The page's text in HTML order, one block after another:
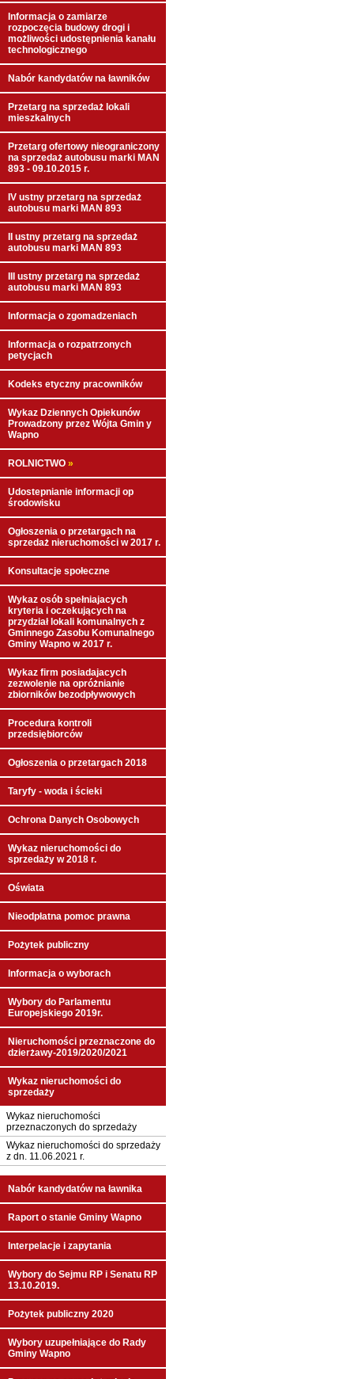
Informacja o zamiarze
rozpoczęcia budowy drogi i
możliwości udostępnienia kanału
technologicznego
Nabór kandydatów na ławników
Przetarg na sprzedaż lokali
mieszkalnych
Przetarg ofertowy nieograniczony
na sprzedaż autobusu marki MAN
893 - 09.10.2015 r.
IV ustny przetarg na sprzedaż
autobusu marki MAN 893
II ustny przetarg na sprzedaż
autobusu marki MAN 893
III ustny przetarg na sprzedaż
autobusu marki MAN 893
Informacja o zgomadzeniach
Informacja o rozpatrzonych
petycjach
Kodeks etyczny pracowników
Wykaz Dziennych Opiekunów
Prowadzony przez Wójta Gmin y
Wapno
ROLNICTWO »
Udostepnianie informacji op
środowisku
Ogłoszenia o przetargach na
sprzedaż nieruchomości w 2017 r.
Konsultacje społeczne
Wykaz osób spełniajacych
kryteria i oczekujących na
przydział lokali komunalnych z
Gminnego Zasobu Komunalnego
Gminy Wapno w 2017 r.
Wykaz firm posiadajacych
zezwolenie na opróżnianie
zbiorników bezodpływowych
Procedura kontroli
przedsiębiorców
Ogłoszenia o przetargach 2018
Taryfy - woda i ścieki
Ochrona Danych Osobowych
Wykaz nieruchomości do
sprzedaży w 2018 r.
Oświata
Nieodpłatna pomoc prawna
Pożytek publiczny
Informacja o wyborach
Wybory do Parlamentu
Europejskiego 2019r.
Nieruchomości przeznaczone do
dzierżawy-2019/2020/2021
Wykaz nieruchomości do
sprzedaży
Wykaz nieruchomości
przeznaczonych do sprzedaży
Wykaz nieruchomości do sprzedaży
z dn. 11.06.2021 r.
Nabór kandydatów na ławnika
Raport o stanie Gminy Wapno
Interpelacje i zapytania
Wybory do Sejmu RP i Senatu RP
13.10.2019.
Pożytek publiczny 2020
Wybory uzupełniające do Rady
Gminy Wapno